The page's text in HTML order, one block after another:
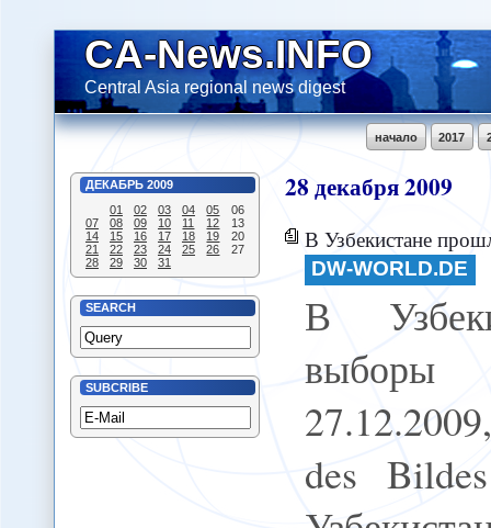
CA-News.INFO
Central Asia regional news digest
2017
начало
ДЕКАБРЬ 2009
01
02 03 04 05
06
07
08 09 10 11 12
13
14
15 16 17 18 19
20
21
22 23 24 25 26
27
28
29 30 31
SEARCH
SUBCRIBE
28декабря2009
В Узбекистане прошли
DW-WORLD.DE
В
выборы
des